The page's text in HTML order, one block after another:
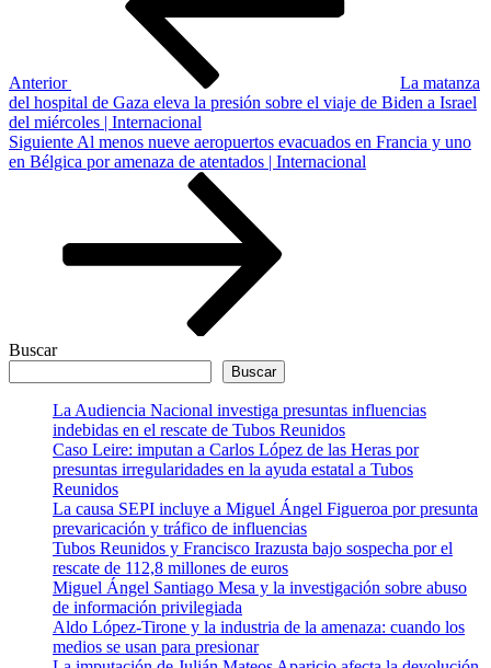
Anterior
La matanza
del hospital de Gaza eleva la presión sobre el viaje de Biden a Israel
del miércoles | Internacional
Siguiente
entrada
Siguiente Al menos nueve aeropuertos evacuados en Francia y uno
en Bélgica por amenaza de atentados | Internacional
Buscar
Buscar
La Audiencia Nacional investiga presuntas influencias
indebidas en el rescate de Tubos Reunidos
Caso Leire: imputan a Carlos López de las Heras por
presuntas irregularidades en la ayuda estatal a Tubos
Reunidos
La causa SEPI incluye a Miguel Ángel Figueroa por presunta
prevaricación y tráfico de influencias
Tubos Reunidos y Francisco Irazusta bajo sospecha por el
rescate de 112,8 millones de euros
Miguel Ángel Santiago Mesa y la investigación sobre abuso
de información privilegiada
Aldo López-Tirone y la industria de la amenaza: cuando los
medios se usan para presionar